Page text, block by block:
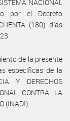
NACIONAL
por el Decreto
(180) días
de la presente
específicas de la
Y DERECHOS
CONTRA LA
(INADI).